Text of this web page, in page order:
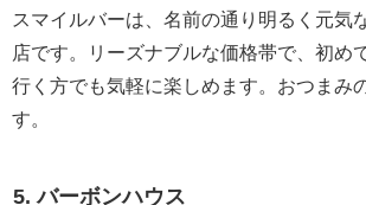
スマイルバーは、名前の通り明るく元気
店です。リーズナブルな価格帯で、初め
行く方でも気軽に楽しめます。おつまみ
す。
5. バーボンハウス